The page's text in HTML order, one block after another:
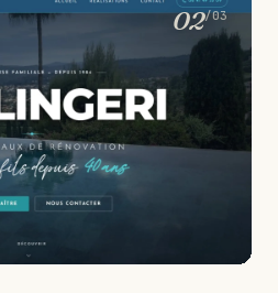
portfolio interactif (vous y
l'expertise, back-office
et un score SEO 98/100
d'audit. Du pur code Django,
ce qu'on construit pour nous,
vous.
02/03